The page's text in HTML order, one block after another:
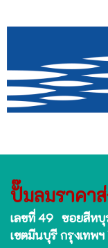
ปั๊มลมราคา
เลขที่ 49 ซอยสีห
เขตมีนบุรี กรุงเทพฯ